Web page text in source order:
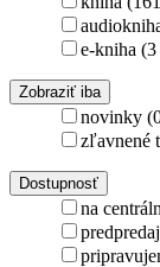
e-kniha
Zobraziť iba
novinky
zľavnené
Dostupnosť
na